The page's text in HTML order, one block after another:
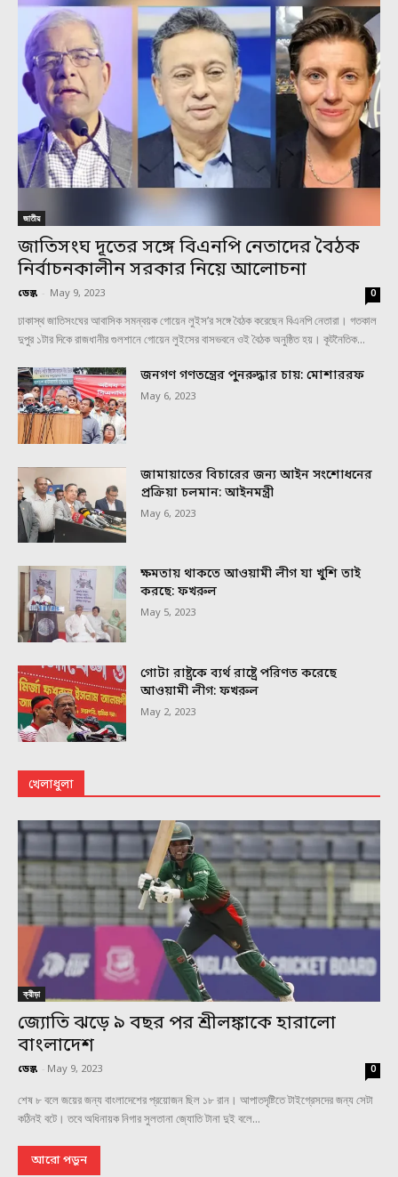
জাতীয়
জাতিসংঘ দূতের সঙ্গে বিএনপি নেতাদের বৈঠক
নির্বাচনকালীন সরকার নিয়ে আলোচনা
ডেস্ক - May 9, 2023 0
ঢাকাস্থ জাতিসংঘের আবাসিক সমন্বয়ক গোয়েন লুইস’র সঙ্গে বৈঠক করেছেন বিএনপি নেতারা। গতকাল
দুপুর ১টার দিকে রাজধানীর গুলশানে গোয়েন লুইসের বাসভবনে ওই বৈঠক অনুষ্ঠিত হয়। কূটনৈতিক...
জনগণ গণতন্ত্রের পুনরুদ্ধার চায়: মোশাররফ
May 6, 2023
জামায়াতের বিচারের জন্য আইন সংশোধনের
প্রক্রিয়া চলমান: আইনমন্ত্রী
May 6, 2023
ক্ষমতায় থাকতে আওয়ামী লীগ যা খুশি তাই
করছে: ফখরুল
May 5, 2023
গোটা রাষ্ট্রকে ব্যর্থ রাষ্ট্রে পরিণত করেছে
আওয়ামী লীগ: ফখরুল
May 2, 2023
খেলাধুলা
ক্রীড়া
জ্যোতি ঝড়ে ৯ বছর পর শ্রীলঙ্কাকে হারালো
বাংলাদেশ
ডেস্ক - May 9, 2023 0
শেষ ৮ বলে জয়ের জন্য বাংলাদেশের প্রয়োজন ছিল ১৮ রান। আপাতদৃষ্টিতে টাইগ্রেসদের জন্য সেটা
কঠিনই বটে। তবে অধিনায়ক নিগার সুলতানা জ্যোতি টানা দুই বলে...
আরো পড়ুন